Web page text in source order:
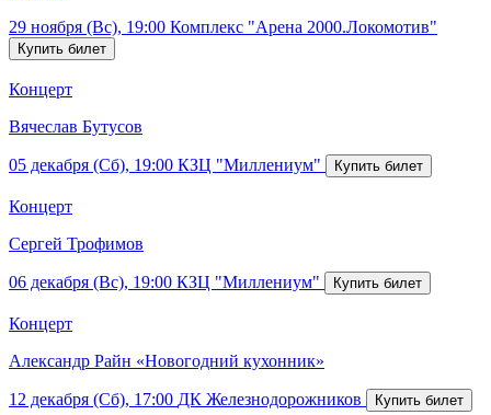
29 ноября (Вс), 19:00 Комплекс "Арена 2000.Локомотив"
Концерт
Вячеслав Бутусов
05 декабря (Сб), 19:00 КЗЦ "Миллениум"
Концерт
Сергей Трофимов
06 декабря (Вс), 19:00 КЗЦ "Миллениум"
Концерт
Александр Райн «Новогодний кухонник»
12 декабря (Сб), 17:00 ДК Железнодорожников